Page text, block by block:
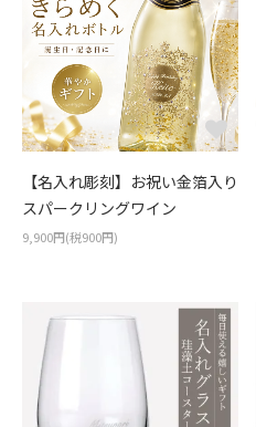
【名入れ彫刻】お祝い金箔入り
スパークリングワイン
9,900円(税900円)